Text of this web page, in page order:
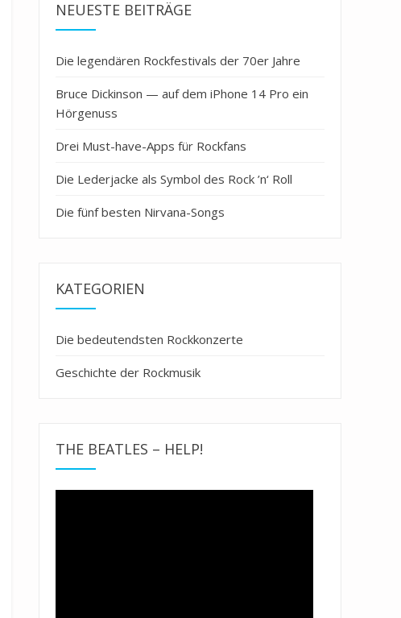
NEUESTE BEITRÄGE
Die legendären Rockfestivals der 70er Jahre
Bruce Dickinson — auf dem iPhone 14 Pro ein
Hörgenuss
Drei Must-have-Apps für Rockfans
Die Lederjacke als Symbol des Rock ’n‘ Roll
Die fünf besten Nirvana-Songs
KATEGORIEN
Die bedeutendsten Rockkonzerte
Geschichte der Rockmusik
THE BEATLES – HELP!